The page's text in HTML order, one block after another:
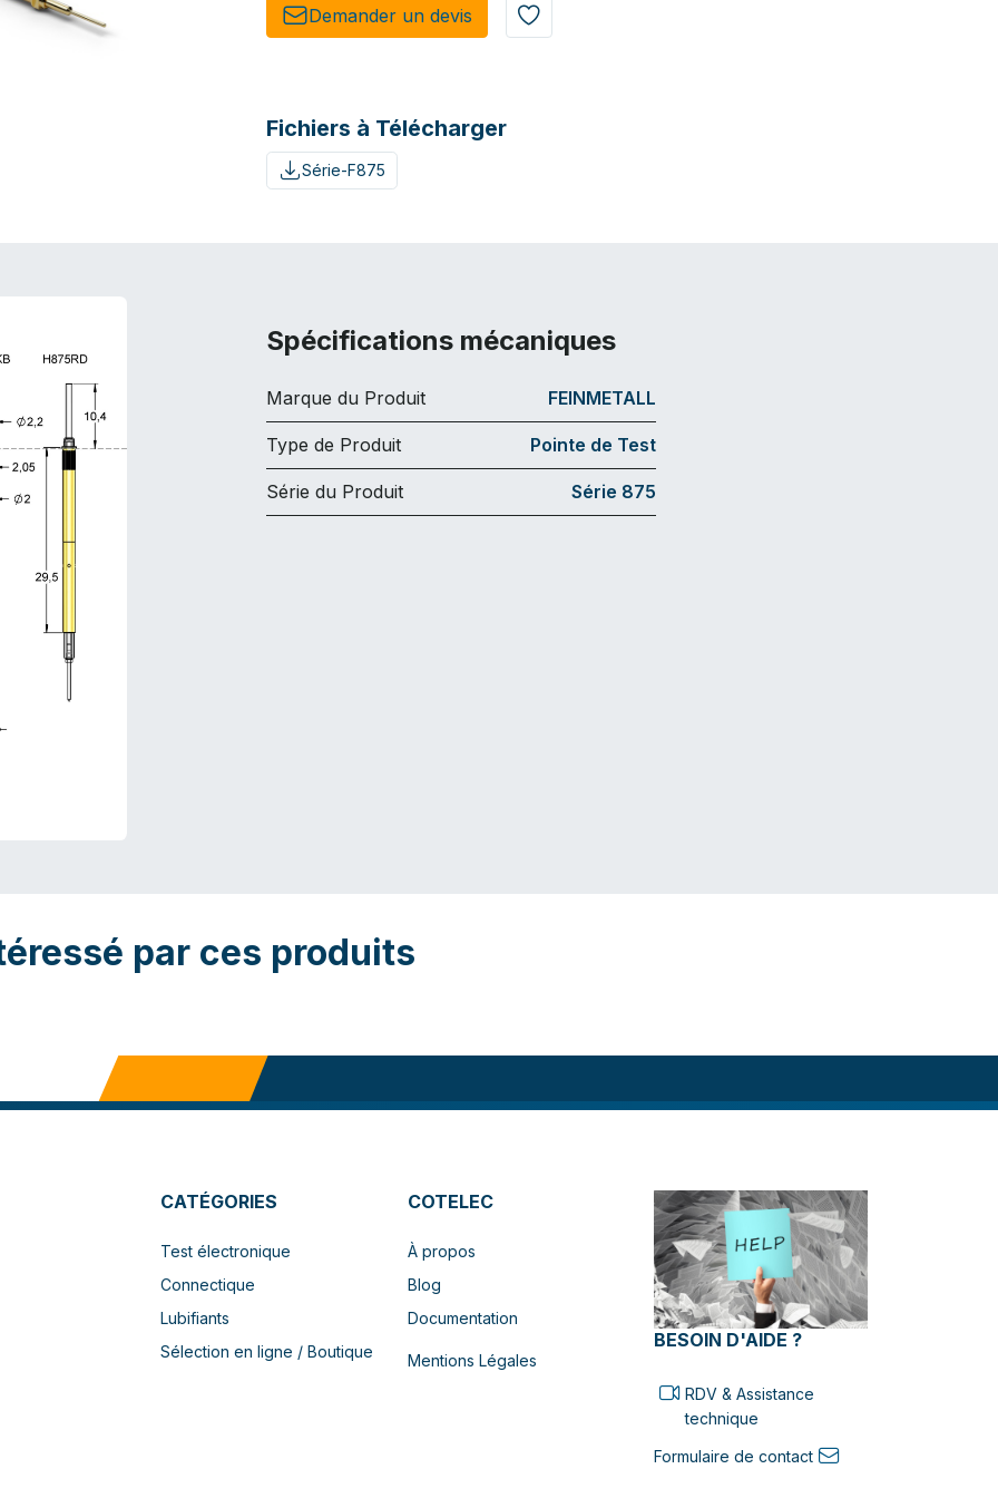
Demander un de​​vis​​
Fichiers à Télécharger
Série-F875
Spécifications mécaniques
Marque du Produit FEINMETALL
Type de Produit Pointe de Test
Série du Produit Série 875
par ces produits
CATÉGORIES
Test électronique
Connectique
Lubifiants
Sélection en ligne / Boutique
COTELEC
À propos
Blog
Documentation
Mentions Légales
BESOIN D'AIDE ?
RDV & Assistance
technique
Formulaire de contact